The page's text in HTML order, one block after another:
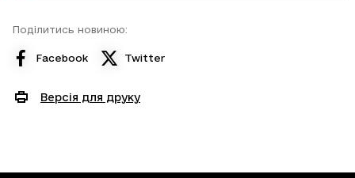
Поділитись новиною:
Facebook Twitter
Версія для друку